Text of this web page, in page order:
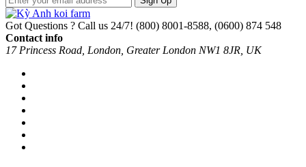
Got Questions ? Call us 24/7! (800) 8001-8588, (0600) 874 548
Contact info
17 Princess Road, London, Greater London NW1 8JR, UK